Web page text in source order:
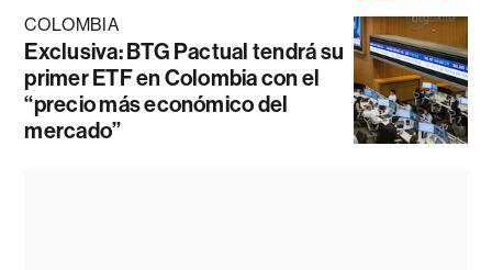
COLOMBIA
Exclusiva: BTG Pactual tendrá su
primer ETF en Colombia con el
“precio más económico del
mercado”